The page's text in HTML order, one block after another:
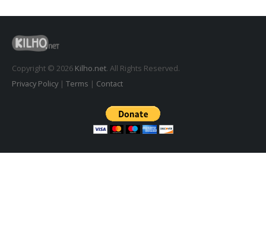
꿈의세계 1.3.0 – 꿈해몽, 꿈풀이
2026년 7월 30일
Copyright © 2026 Kilho.net. All Rights Reserved.
Privacy Policy| Terms | Contact